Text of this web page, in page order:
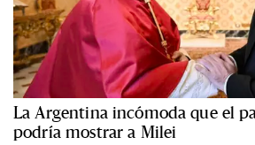
La Argentina incómoda que el
podría mostrar a Milei